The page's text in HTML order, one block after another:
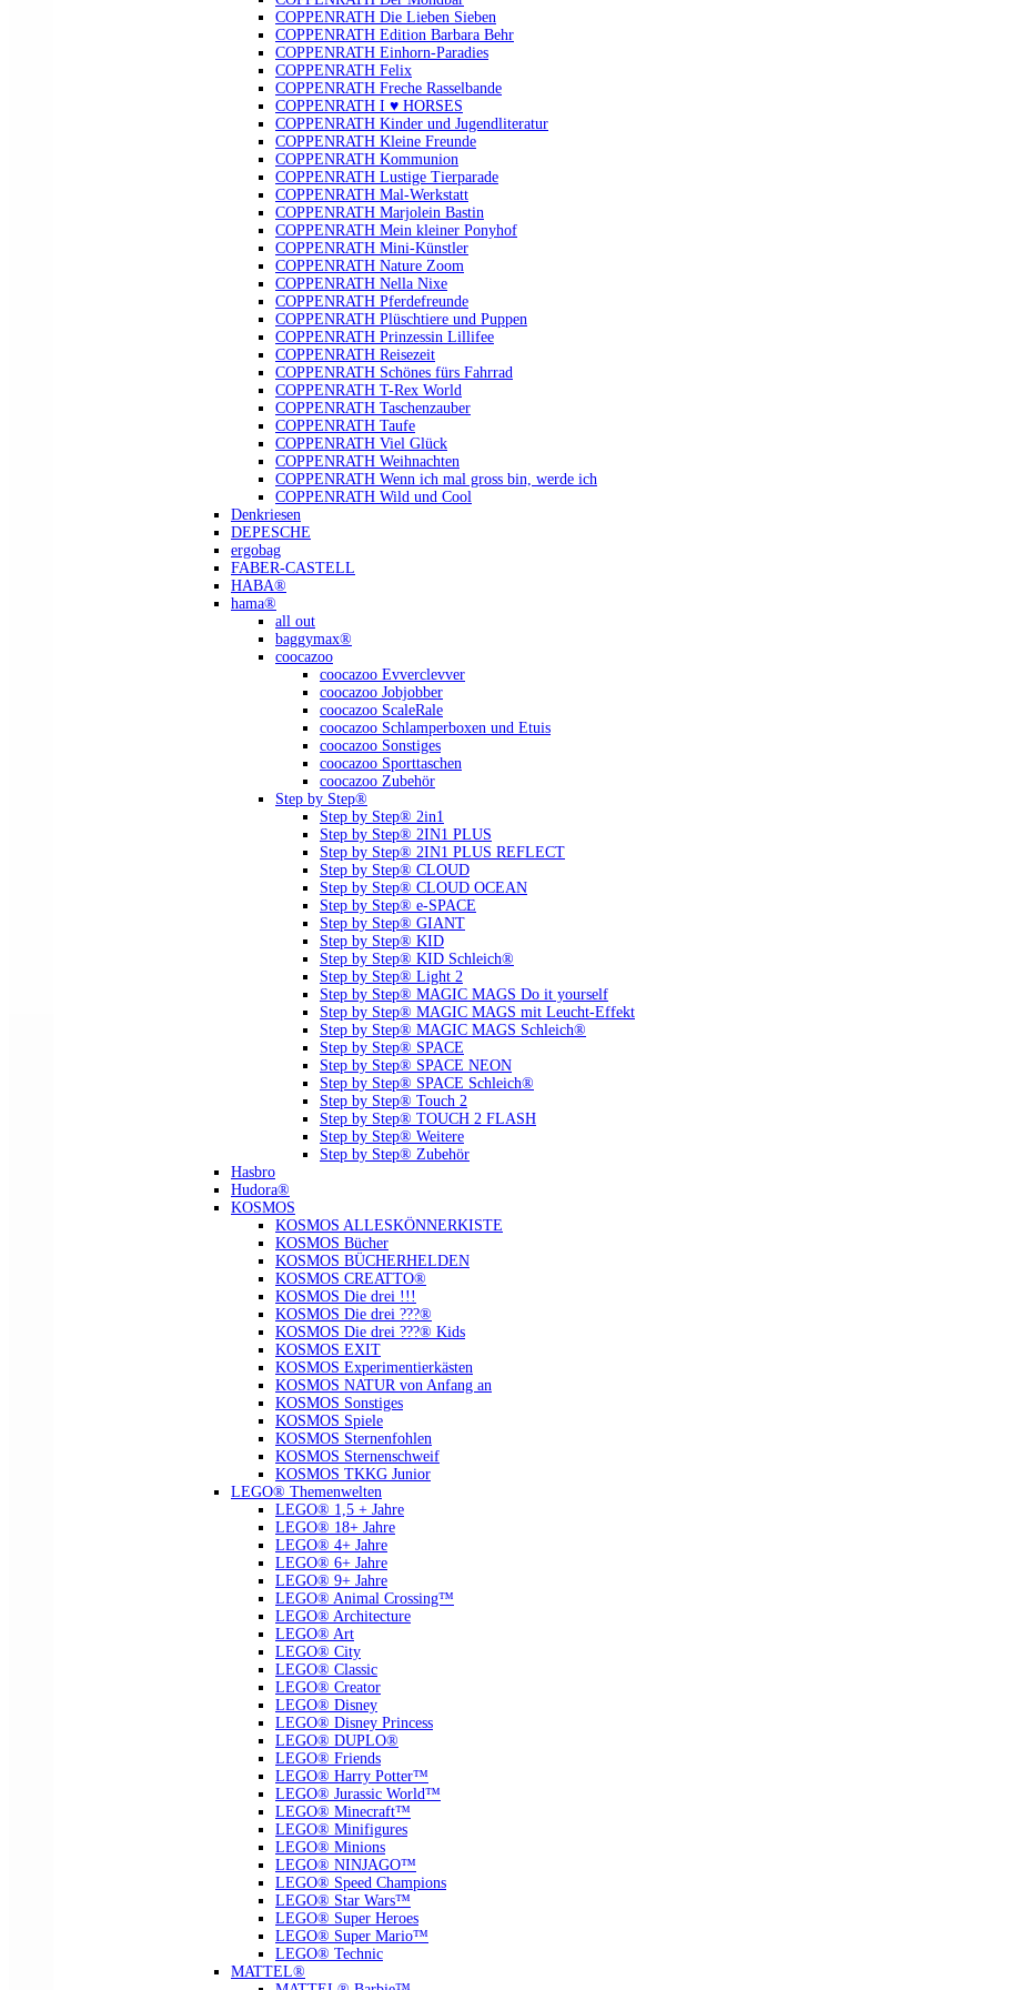
COPPENRATH Die Lieben Sieben
COPPENRATH Edition Barbara Behr
COPPENRATH Einhorn-Paradies
COPPENRATH Felix
COPPENRATH Freche Rasselbande
COPPENRATH I ♥ HORSES
COPPENRATH Kinder und Jugendliteratur
COPPENRATH Kleine Freunde
COPPENRATH Kommunion
COPPENRATH Lustige Tierparade
COPPENRATH Mal-Werkstatt
COPPENRATH Marjolein Bastin
COPPENRATH Mein kleiner Ponyhof
COPPENRATH Mini-Künstler
COPPENRATH Nature Zoom
COPPENRATH Nella Nixe
COPPENRATH Pferdefreunde
COPPENRATH Plüschtiere und Puppen
COPPENRATH Prinzessin Lillifee
COPPENRATH Reisezeit
COPPENRATH Schönes fürs Fahrrad
COPPENRATH T-Rex World
COPPENRATH Taschenzauber
COPPENRATH Taufe
COPPENRATH Viel Glück
COPPENRATH Weihnachten
COPPENRATH Wenn ich mal gross bin, werde ich
COPPENRATH Wild und Cool
Denkriesen
DEPESCHE
ergobag
FABER-CASTELL
HABA®
hama®
all out
baggymax®
coocazoo
coocazoo Evverclevver
coocazoo Jobjobber
coocazoo ScaleRale
coocazoo Schlamperboxen und Etuis
coocazoo Sonstiges
coocazoo Sporttaschen
coocazoo Zubehör
Step by Step®
Step by Step® 2in1
Step by Step® 2IN1 PLUS
Step by Step® 2IN1 PLUS REFLECT
Step by Step® CLOUD
Step by Step® CLOUD OCEAN
Step by Step® e-SPACE
Step by Step® GIANT
Step by Step® KID
Step by Step® KID Schleich®
Step by Step® Light 2
Step by Step® MAGIC MAGS Do it yourself
Step by Step® MAGIC MAGS mit Leucht-Effekt
Step by Step® MAGIC MAGS Schleich®
Step by Step® SPACE
Step by Step® SPACE NEON
Step by Step® SPACE Schleich®
Step by Step® Touch 2
Step by Step® TOUCH 2 FLASH
Step by Step® Weitere
Step by Step® Zubehör
Hasbro
Hudora®
KOSMOS
KOSMOS ALLESKÖNNERKISTE
KOSMOS Bücher
KOSMOS BÜCHERHELDEN
KOSMOS CREATTO®
KOSMOS Die drei !!!
KOSMOS Die drei ???®
KOSMOS Die drei ???® Kids
KOSMOS EXIT
KOSMOS Experimentierkästen
KOSMOS NATUR von Anfang an
KOSMOS Sonstiges
KOSMOS Spiele
KOSMOS Sternenfohlen
KOSMOS Sternenschweif
KOSMOS TKKG Junior
LEGO® Themenwelten
LEGO® 1,5 + Jahre
LEGO® 18+ Jahre
LEGO® 4+ Jahre
LEGO® 6+ Jahre
LEGO® 9+ Jahre
LEGO® Animal Crossing™
LEGO® Architecture
LEGO® Art
LEGO® City
LEGO® Classic
LEGO® Creator
LEGO® Disney
LEGO® Disney Princess
LEGO® DUPLO®
LEGO® Friends
LEGO® Harry Potter™
LEGO® Jurassic World™
LEGO® Minecraft™
LEGO® Minifigures
LEGO® Minions
LEGO® NINJAGO™
LEGO® Speed Champions
LEGO® Star Wars™
LEGO® Super Heroes
LEGO® Super Mario™
LEGO® Technic
MATTEL®